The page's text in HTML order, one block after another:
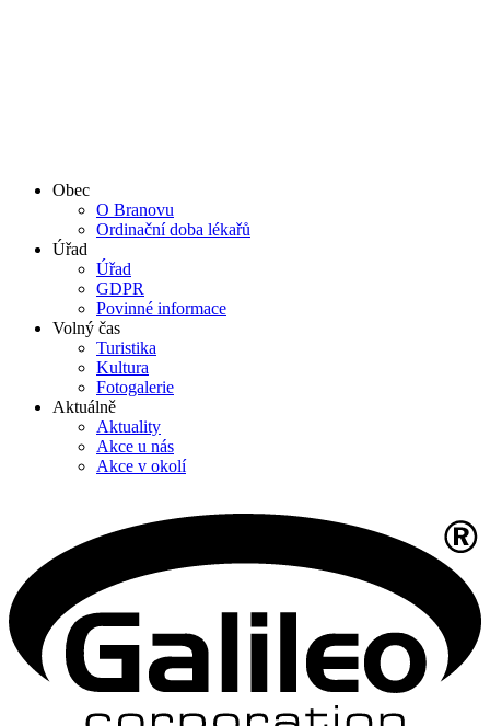
Obec
O Branovu
Ordinační doba lékařů
Úřad
Úřad
GDPR
Povinné informace
Volný čas
Turistika
Kultura
Fotogalerie
Aktuálně
Aktuality
Akce u nás
Akce v okolí